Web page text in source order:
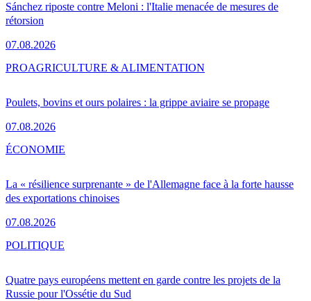
Sánchez riposte contre Meloni : l'Italie menacée de mesures de
rétorsion
07.08.2026
Poulets, bovins et ours polaires : la grippe aviaire se propage
07.08.2026
PROAGRICULTURE & ALIMENTATION
La « résilience surprenante » de l'Allemagne face à la forte hausse
des exportations chinoises
07.08.2026
ÉCONOMIE
Quatre pays européens mettent en garde contre les projets de la
Russie pour l'Ossétie du Sud
POLITIQUE